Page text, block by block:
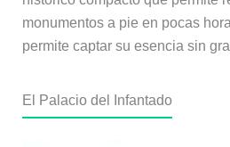
monumentos a pie en pocas
permite captar su esencia sin
El Palacio del Infantado